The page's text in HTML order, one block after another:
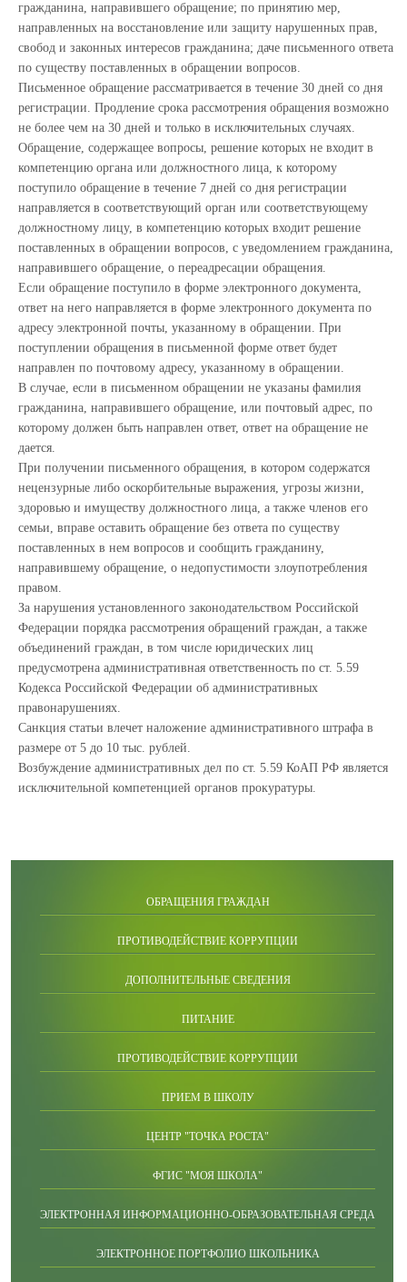
гражданина, направившего обращение; по принятию мер,
направленных на восстановление или защиту нарушенных прав,
свобод и законных интересов гражданина; даче письменного ответа
по существу поставленных в обращении вопросов.
Письменное обращение рассматривается в течение 30 дней со дня
регистрации. Продление срока рассмотрения обращения возможно
не более чем на 30 дней и только в исключительных случаях.
Обращение, содержащее вопросы, решение которых не входит в
компетенцию органа или должностного лица, к которому
поступило обращение в течение 7 дней со дня регистрации
направляется в соответствующий орган или соответствующему
должностному лицу, в компетенцию которых входит решение
поставленных в обращении вопросов, с уведомлением гражданина,
направившего обращение, о переадресации обращения.
Если обращение поступило в форме электронного документа,
ответ на него направляется в форме электронного документа по
адресу электронной почты, указанному в обращении. При
поступлении обращения в письменной форме ответ будет
направлен по почтовому адресу, указанному в обращении.
В случае, если в письменном обращении не указаны фамилия
гражданина, направившего обращение, или почтовый адрес, по
которому должен быть направлен ответ, ответ на обращение не
дается.
При получении письменного обращения, в котором содержатся
нецензурные либо оскорбительные выражения, угрозы жизни,
здоровью и имуществу должностного лица, а также членов его
семьи, вправе оставить обращение без ответа по существу
поставленных в нем вопросов и сообщить гражданину,
направившему обращение, о недопустимости злоупотребления
правом.
За нарушения установленного законодательством Российской
Федерации порядка рассмотрения обращений граждан, а также
объединений граждан, в том числе юридических лиц
предусмотрена административная ответственность по ст. 5.59
Кодекса Российской Федерации об административных
правонарушениях.
Санкция статьи влечет наложение административного штрафа в
размере от 5 до 10 тыс. рублей.
Возбуждение административных дел по ст. 5.59 КоАП РФ является
исключительной компетенцией органов прокуратуры.
ОБРАЩЕНИЯ ГРАЖДАН
ПРОТИВОДЕЙСТВИЕ КОРРУПЦИИ
ДОПОЛНИТЕЛЬНЫЕ СВЕДЕНИЯ
ПИТАНИЕ
ПРОТИВОДЕЙСТВИЕ КОРРУПЦИИ
ПРИЕМ В ШКОЛУ
ЦЕНТР "ТОЧКА РОСТА"
ФГИС "МОЯ ШКОЛА"
ЭЛЕКТРОННАЯ ИНФОРМАЦИОННО-ОБРАЗОВАТЕЛЬНАЯ СРЕДА
ЭЛЕКТРОННОЕ ПОРТФОЛИО ШКОЛЬНИКА